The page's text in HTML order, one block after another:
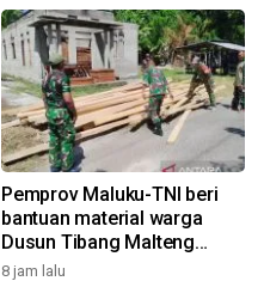
Pemprov Maluku-TNI beri
bantuan material warga
Dusun Tibang Malteng
percepat rehabilitasi
8 jam lalu